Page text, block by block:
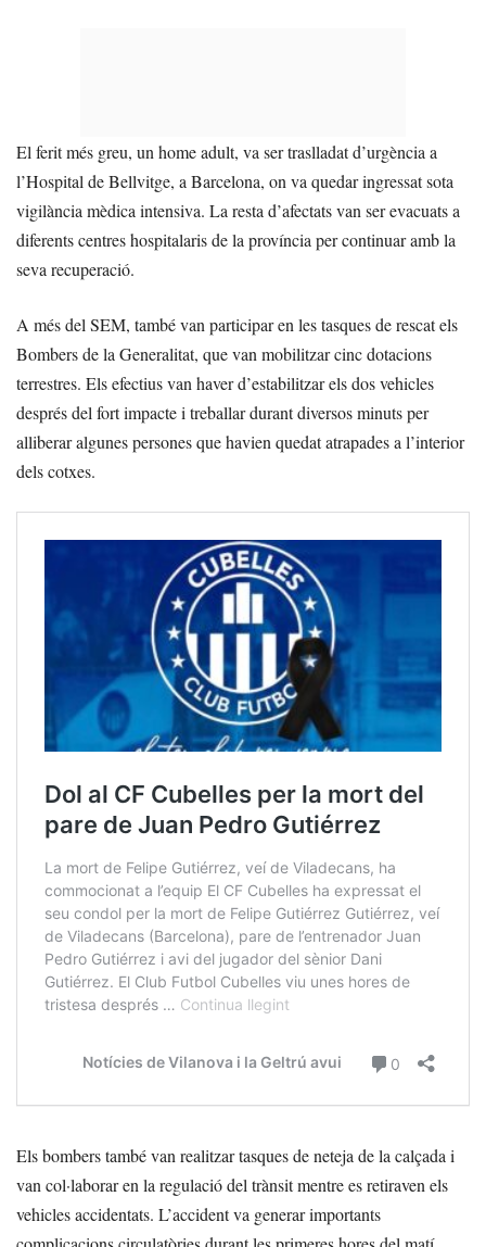
El ferit més greu, un home adult, va ser traslladat d’urgència a
l’Hospital de Bellvitge, a Barcelona, on va quedar ingressat sota
vigilància mèdica intensiva. La resta d’afectats van ser evacuats a
diferents centres hospitalaris de la província per continuar amb la
seva recuperació.
A més del SEM, també van participar en les tasques de rescat els
Bombers de la Generalitat, que van mobilitzar cinc dotacions
terrestres. Els efectius van haver d’estabilitzar els dos vehicles
després del fort impacte i treballar durant diversos minuts per
alliberar algunes persones que havien quedat atrapades a l’interior
dels cotxes.
Els bombers també van realitzar tasques de neteja de la calçada i
van col·laborar en la regulació del trànsit mentre es retiraven els
vehicles accidentats. L’accident va generar importants